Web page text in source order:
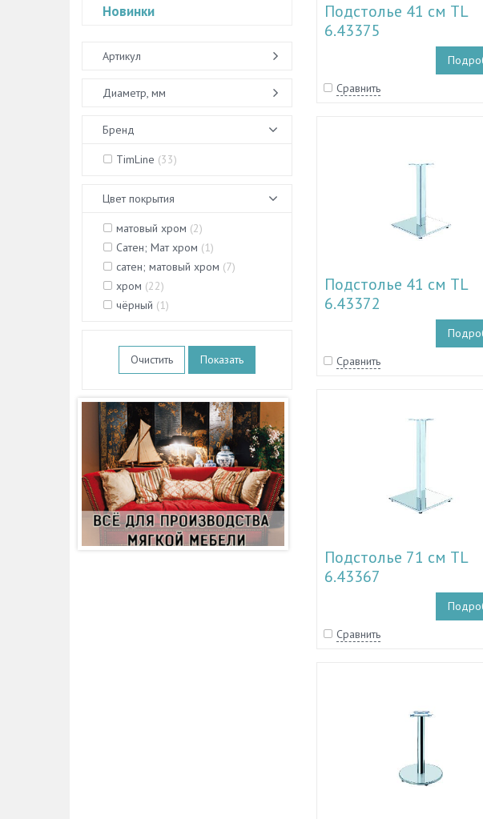
Подстолье 41 см TL
6.43375
Сравнить
Подстолье 41 см TL
6.43372
Сравнить
Подстолье 71 см TL
6.43367
Сравнить
Новинки
Артикул
Диаметр, мм
Бренд
TimLine (33)
Цвет покрытия
матовый хром (2)
Сатен; Мат хром (1)
сатен; матовый хром (7)
хром (22)
чёрный (1)
Очистить